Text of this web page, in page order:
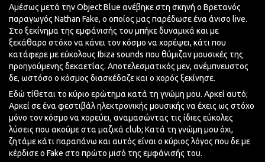
Αμέσως μετά την Object Blue ανέβηκε στη σκηνή ο Βρετανός
παραγωγός Nathan Fake, ο οποίος μας παρέδωσε ένα άνισο live.
Στο ξεκίνημα της εμφάνισής του μπήκε δυναμικά και με
ξεκάθαρο στόχο να κάνει τον κόσμο να χορέψει, κάτι που
κατάφερε με εύκολους Ibiza sounds που θύμιζαν μουσικές της
προηγούμενης δεκαετίας. Αποτελεσματικός μεν, ανέμπνευστος
δε, ωστόσο ο κόσμος διασκέδαζε και ο χορός ξεκίνησε.
Εδώ τίθεται το κύριο ερώτημα κατά τη γνώμη μου. Αρκεί αυτό;
Αρκεί σε ένα φεστιβάλ ηλεκτρονικής μουσικής να έχεις ως στόχο
μόνο τον κόσμο να χορεύει, αναμασώντας τις ίδιες εύκολες
λύσεις που ακούμε στα μαζικά club; Κατά τη γνώμη μου όχι,
ζητάμε κάτι παραπάνω και αυτός είναι ο κύριος λόγος που δε με
κέρδισε ο Fake στο πρώτο μισό της εμφάνισής του.